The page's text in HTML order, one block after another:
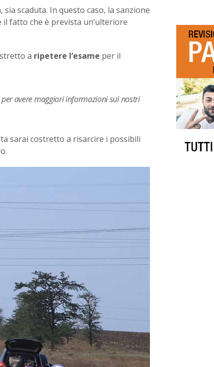
scaduta. In questo caso, la sanzione
fatto che è prevista un’ulteriore
a ripetere l’esame per il
per avere maggiori informazioni sui nostri
sarai costretto a risarcire i possibili